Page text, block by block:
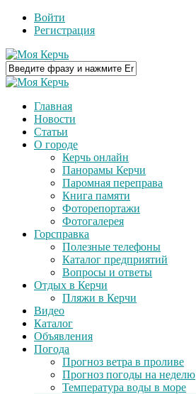
Войти
Регистрация
Главная
Новости
Статьи
О городе
Керчь онлайн
Панорамы Керчи
Паромная переправа
Книга памяти
Фоторепортажи
Фотогалерея
Горсправка
Полезные телефоны
Каталог предприятий
Вопросы и ответы
Отдых в Керчи
Пляжи в Керчи
Видео
Каталог
Объявления
Погода
Прогноз ветра в проливе
Прогноз погоды на неделю
Температура воды в море